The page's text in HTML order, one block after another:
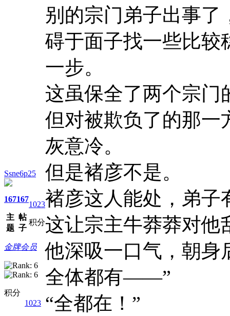
Ssne6p25
167
主
题
167
帖
子
1023
积分
金牌会员
积分
1023
别的宗门弟子出事了
碍于面子找一些比较
一步。
这虽保全了两个宗门
但对被欺负了的那一
灰意冷。
但是褚彦不是。
褚彦这人能处，弟子
这让宗主牛莽莽对
他深吸一口气，朝身
全体都有――”
“全都在！”